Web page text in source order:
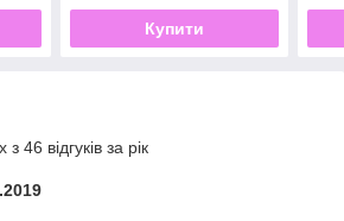
Купити
46 відгуків за рік